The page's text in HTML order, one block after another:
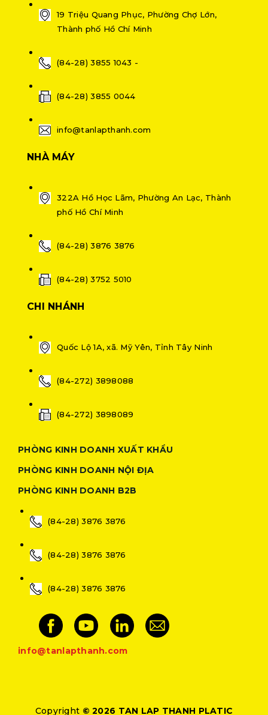
19 Triệu Quang Phục, Phường Chợ Lớn,
Thành phố Hồ Chí Minh
(84-28) 3855 1043 -
(84-28) 3855 0044
info@tanlapthanh.com
NHÀ MÁY
322A Hồ Học Lãm, Phường An Lạc, Thành
phố Hồ Chí Minh
(84-28) 3876 3876
(84-28) 3752 5010
CHI NHÁNH
Quốc Lộ 1A, xã. Mỹ Yên, Tỉnh Tây Ninh
(84-272) 3898088
(84-272) 3898089
PHÒNG KINH DOANH XUẤT KHẨU
PHÒNG KINH DOANH NỘI ĐỊA
PHÒNG KINH DOANH B2B
(84-28) 3876 3876
(84-28) 3876 3876
(84-28) 3876 3876
info@tanlapthanh.com
Copyright © 2026 TAN LAP THANH PLATIC